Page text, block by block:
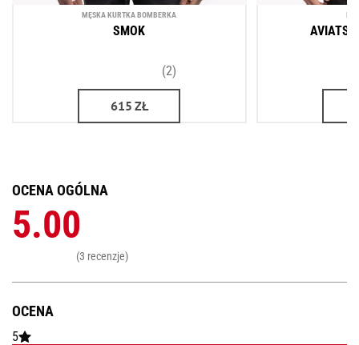
MĘSKA KURTKA BOMBERKA
SMOK
(2)
615 ZŁ
OCENA
5
OCENA OGÓLNA
5.00
(3 recenzje)